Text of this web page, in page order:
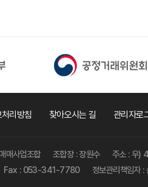
리방침 찾아오시는 길 관리자로
매사업조합 조합장 : 장원수
주소 : 우)
Fax : 053-341-7780 정보관리책임자 :